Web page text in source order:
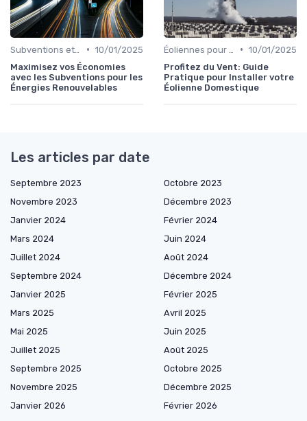
• 10/01/2025
Maximisez vos Économies
avec les Subventions pour les
Énergies Renouvelables
• 10/01/2025
Profitez du Vent: Guide
Pratique pour Installer votre
Éolienne Domestique
Les articles par date
Septembre 2023
Octobre 2023
Novembre 2023
Décembre 2023
Janvier 2024
Février 2024
Mars 2024
Juin 2024
Juillet 2024
Août 2024
Septembre 2024
Décembre 2024
Janvier 2025
Février 2025
Mars 2025
Avril 2025
Mai 2025
Juin 2025
Juillet 2025
Août 2025
Septembre 2025
Octobre 2025
Novembre 2025
Décembre 2025
Janvier 2026
Février 2026